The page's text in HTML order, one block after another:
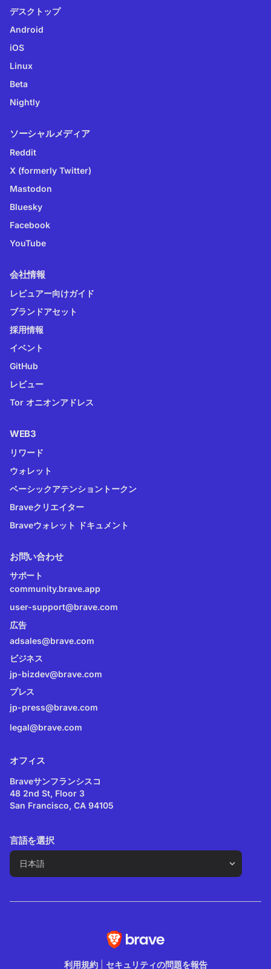
デスクトップ
Android
iOS
Linux
Beta
Nightly
ソーシャルメディア
Reddit
X (formerly Twitter)
Mastodon
Bluesky
Facebook
YouTube
会社情報
レビュアー向けガイド
ブランドアセット
採用情報
イベント
GitHub
レビュー
Tor オニオンアドレス
WEB3
リワード
ウォレット
ベーシックアテンショントークン
Braveクリエイター
Braveウォレット ドキュメント
お問い合わせ
サポート
community.brave.app
user-support@brave.com
広告
adsales@brave.com
ビジネス
jp-bizdev@brave.com
プレス
jp-press@brave.com
legal@brave.com
オフィス
Braveサンフランシスコ
48 2nd St, Floor 3
San Francisco, CA 94105
言語を選択
利用規約| セキュリティの問題を報告